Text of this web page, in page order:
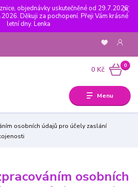
objednávky uskutečněné od 29.7.2026
Děkuji za pochopení. Přeji Vám krásné
letní dny. Lenka
Menu
0
0 Kč
osobních údajů pro účely zaslání
osobních